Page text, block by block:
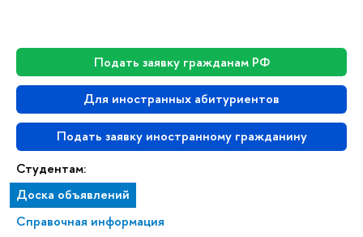
Подать заявку гражданам РФ
Для иностранных абитуриентов
Подать заявку иностранному гражданину
Студентам:
Доска объявлений
Справочная информация